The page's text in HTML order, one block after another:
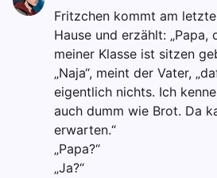
Fritzchen kommt am
Hause und erzählt: „Papa,
meiner Klasse ist sitzen
„Naja“, meint der Vater,
eigentlich nichts. Ich
auch dumm wie Brot. Da
erwarten.“
„Papa?“
„Ja?“